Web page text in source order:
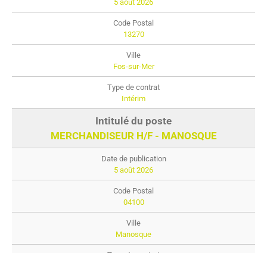
5 août 2026
13270
Fos-sur-Mer
Intérim
MERCHANDISEUR H/F - MANOSQUE
5 août 2026
04100
Manosque